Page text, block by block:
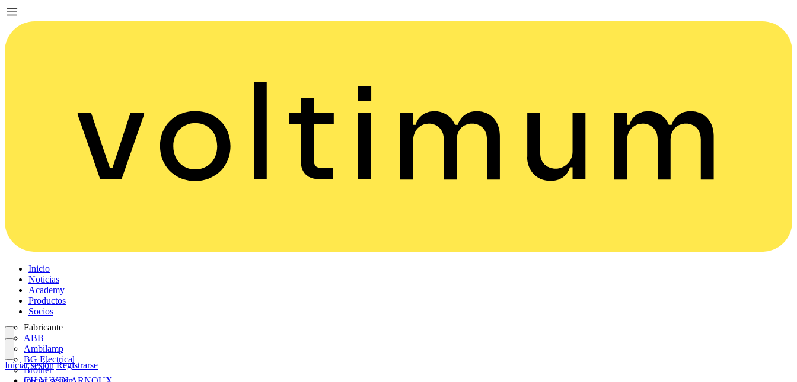
Inicio
Noticias
Academy
Productos
Socios
Fabricante
ABB
Ambilamp
BG Electrical
Brother
Iniciar sesión Registrarse